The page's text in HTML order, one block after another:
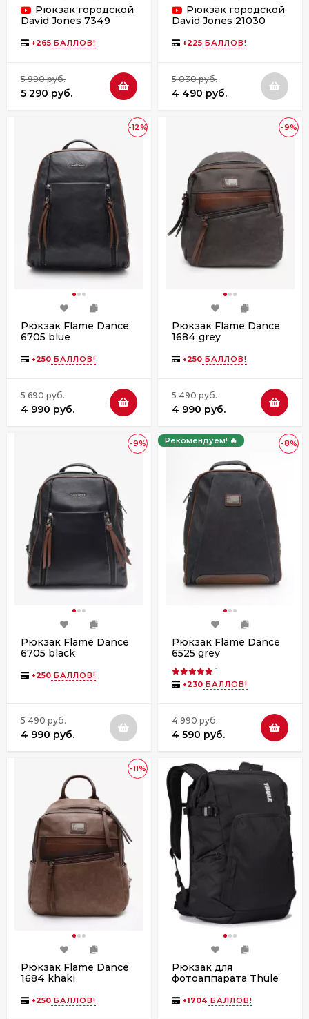
Рюкзак городской
David Jones 7349
+265 БАЛЛОВ!
5 990 руб.
5 290 руб.
Рюкзак городской
David Jones 21030
+225 БАЛЛОВ!
5 030 руб.
4 490 руб.
-12%
Рюкзак Flame Dance
6705 blue
+250 БАЛЛОВ!
5 690 руб.
4 990 руб.
-9%
Рюкзак Flame Dance
1684 grey
+250 БАЛЛОВ!
5 490 руб.
4 990 руб.
-9%
Рюкзак Flame Dance
6705 black
+250 БАЛЛОВ!
5 490 руб.
4 990 руб.
-8%
Рекомендуем! 🔥
Рюкзак Flame Dance
6525 grey
1
+230 БАЛЛОВ!
4 990 руб.
4 590 руб.
-11%
Рюкзак Flame Dance
1684 khaki
+250 БАЛЛОВ!
Рюкзак для
фотоаппарата Thule
Backpack, 24L, Black
+1704 БАЛЛОВ!